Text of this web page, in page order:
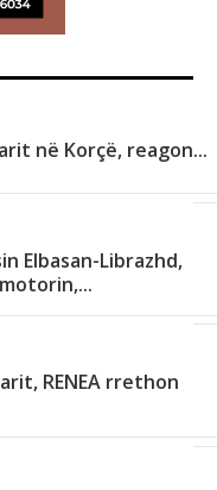
në Korçë, reagon...
Elbasan-Librazhd,
RENEA rrethon